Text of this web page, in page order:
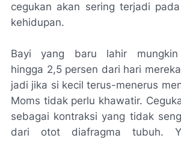
cegukan akan sering terjadi
kehidupan.
Bayi yang baru lahir mungkin
hingga 2,5 persen dari hari
jadi jika si kecil terus-menerus
Moms tidak perlu khawatir.
sebagai kontraksi yang tidak
dari otot diafragma tubuh.